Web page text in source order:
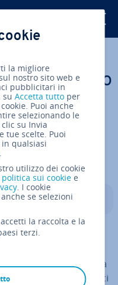
come
lavoro
lo strumento per
digitali
vengono
all’anno come guida
discorsi pubblici
la migliore
nostro sito web e
pubblicitari in
suAccetta tutto per
Puoi anche
selezionando le
su Invia
tue scelte. Puoi
qualsiasi
.
utilizzo dei cookie
politica sui cookie e
. I cookie
se selezioni
la raccolta e la
terzi.